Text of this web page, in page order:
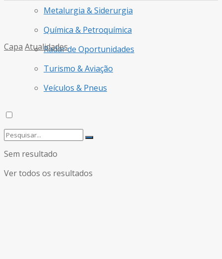
Metalurgia & Siderurgia
Química & Petroquímica
Radar de Oportunidades
Turismo & Aviação
Veículos & Pneus
Sem resultado
Ver todos os resultados
Capa Atualidades